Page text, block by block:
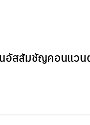
นอัสสัมชัญคอนแว
4/5